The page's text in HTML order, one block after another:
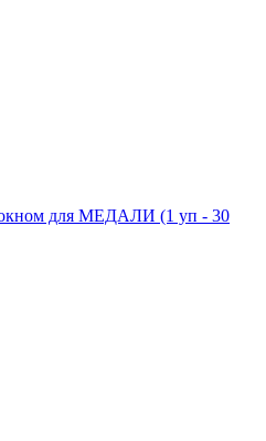
окном для МЕДАЛИ (1 уп - 30